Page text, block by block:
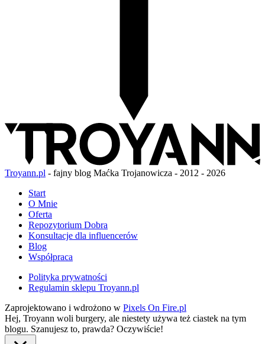
Troyann.pl - fajny blog Maćka Trojanowicza - 2012 - 2026
Start
O Mnie
Oferta
Repozytorium Dobra
Konsultacje dla influencerów
Blog
Współpraca
Polityka prywatności
Regulamin sklepu Troyann.pl
Zaprojektowano i wdrożono w Pixels On Fire.pl
Hej, Troyann woli burgery, ale niestety używa też ciastek na tym
blogu. Szanujesz to, prawda? Oczywiście!